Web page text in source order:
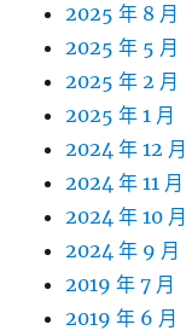
2025 年 8 月
2025 年 5 月
2025 年 2 月
2025 年 1 月
2024 年 12 月
2024 年 11 月
2024 年 10 月
2024 年 9 月
2019 年 7 月
2019 年 6 月